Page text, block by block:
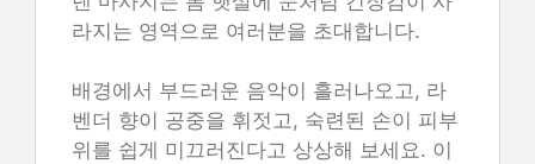
라지는 영역으로 여러분을 초대합니다.
배경에서 부드러운 음악이 흘러나오고, 라
벤더 향이 공중을 휘젓고, 숙련된 손이 피부
위를 쉽게 미끄러진다고 상상해 보세요. 이